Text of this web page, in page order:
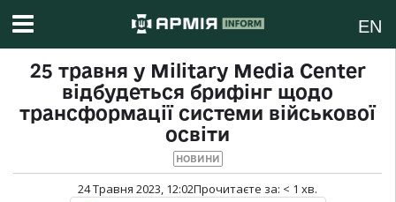
EN
25 травня у Military Media Center
відбудеться брифінг щодо
трансформації системи військової
освіти
НОВИНИ
24 Травня 2023, 12:02Прочитаєте за: < 1 хв.